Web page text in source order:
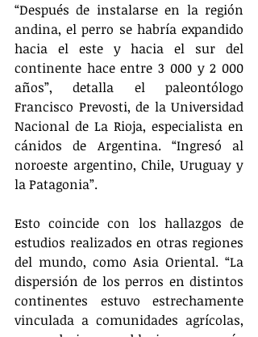
“Después de instalarse en la región
andina, el perro se habría expandido
hacia el este y hacia el sur del
continente hace entre 3 000 y 2 000
años”, detalla el paleontólogo
Francisco Prevosti, de la Universidad
Nacional de La Rioja, especialista en
cánidos de Argentina. “Ingresó al
noroeste argentino, Chile, Uruguay y
la Patagonia”.
Esto coincide con los hallazgos de
estudios realizados en otras regiones
del mundo, como Asia Oriental. “La
dispersión de los perros en distintos
continentes estuvo estrechamente
vinculada a comunidades agrícolas,